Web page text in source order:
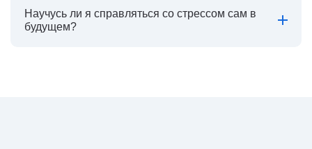
Научусь ли я справляться со стрессом сам в
будущем?